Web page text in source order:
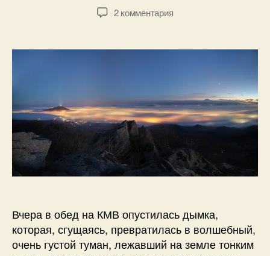
записи
л
н
о
в
записи
.
1
2 комментарияк
Бештау,
Млечный
путь.
фото.
Вчера в обед на КМВ опустилась дымка,
которая, сгущаясь, превратилась в волшебный,
очень густой туман, лежавший на земле тонким